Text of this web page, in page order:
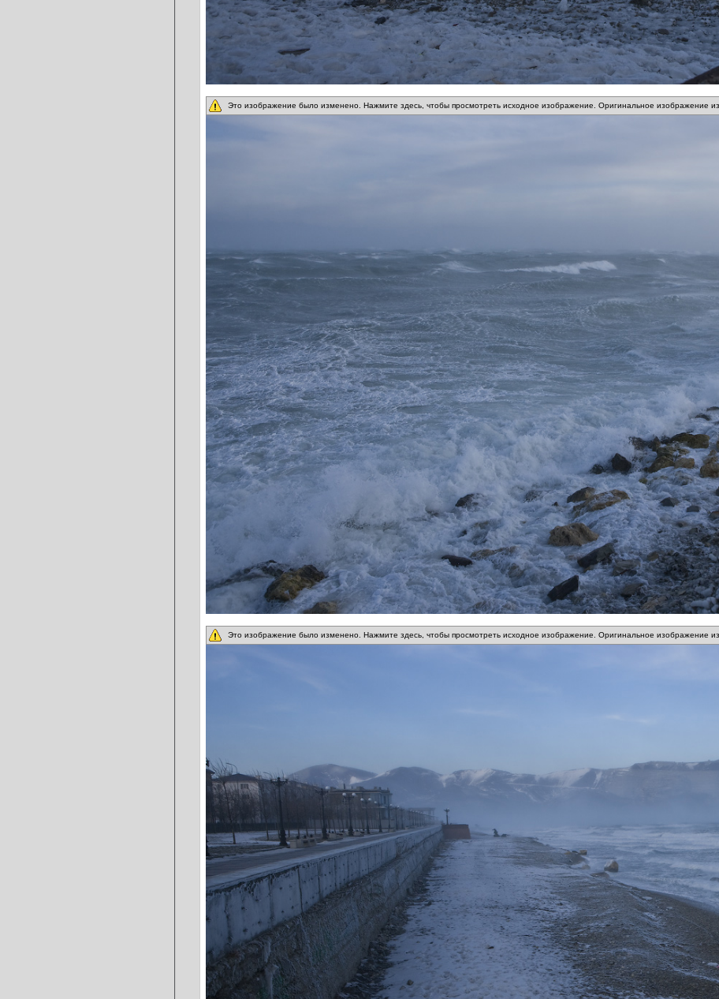
Это изображение было изменено. Нажмите здесь, чтобы просмотреть исходное изображение. Оригинальное изображение
Это изображение было изменено. Нажмите здесь, чтобы просмотреть исходное изображение. Оригинальное изображение